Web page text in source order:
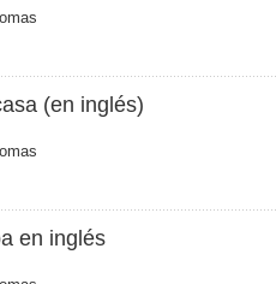
(en inglés)
en inglés